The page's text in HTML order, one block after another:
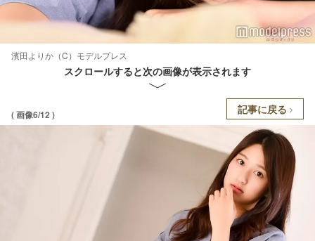
濱田よりか（C）モデルプレス
スクロールすると次の画像が表示されます
( 画像6/12 ) 記事に戻る